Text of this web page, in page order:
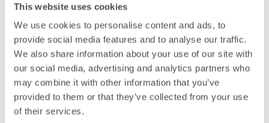
This website uses cookies
We use cookies to personalise content and ads, to
provide social media features and to analyse our traffic.
We also share information about your use of our site with
our social media, advertising and analytics partners who
may combine it with other information that you’ve
provided to them or that they’ve collected from your use
of their services.
för frånluftsteknik. Torktumlare och torkskåp med
värmepump avfuktar luften och återanvänder
värmen gång på gång, i ett kretslopp. Med
frånluftsteknik värms luften istället upp en enda
gång och skickas sedan direkt ut.
Maskiner med värmepumpsteknik kräver kontinuerlig
tillsyn för att fungera optimalt. Därför bör du räkna
med att låta din servicepartner underhålla